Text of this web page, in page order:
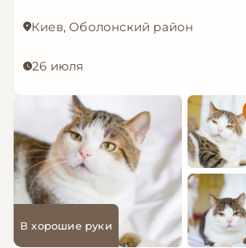
Киев, Оболонский район
26 июля
В хорошие руки